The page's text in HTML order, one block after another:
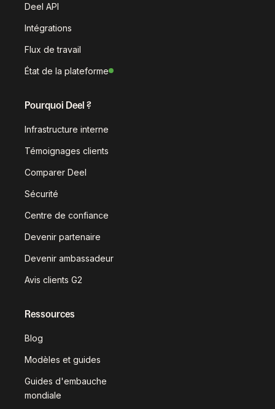
Deel API
Intégrations
Flux de travail
État de la plateforme
Pourquoi Deel ?
Infrastructure interne
Témoignages clients
Comparer Deel
Sécurité
Centre de confiance
Devenir partenaire
Devenir ambassadeur
Avis clients G2
Ressources
Blog
Modèles et guides
Guides d'embauche
mondiale